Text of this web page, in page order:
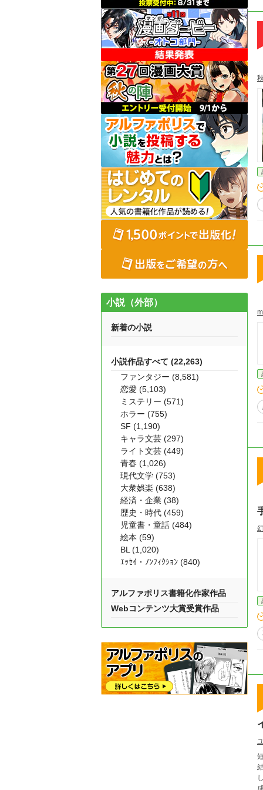
小説（外部）
新着の小説
小説作品すべて (22,263)
ファンタジー (8,581)
恋愛 (5,103)
ミステリー (571)
ホラー (755)
SF (1,190)
キャラ文芸 (297)
ライト文芸 (449)
青春 (1,026)
現代文学 (753)
大衆娯楽 (638)
経済・企業 (38)
歴史・時代 (459)
児童書・童話 (484)
絵本 (59)
BL (1,020)
ｴｯｾｲ・ﾉﾝﾌｨｸｼｮﾝ (840)
アルファポリス書籍化作家作品
Webコンテンツ大賞受賞作品